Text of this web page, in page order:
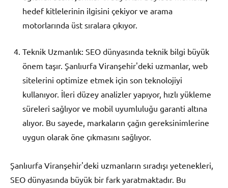
hedef kitlelerinin ilgisini çekiyor ve arama
motorlarında üst sıralara çıkıyor.
Teknik Uzmanlık: SEO dünyasında teknik bilgi büyük
önem taşır. Şanlıurfa Viranşehir'deki uzmanlar, web
sitelerini optimize etmek için son teknolojiyi
kullanıyor. İleri düzey analizler yapıyor, hızlı yükleme
süreleri sağlıyor ve mobil uyumluluğu garanti altına
alıyor. Bu sayede, markaların çağın gereksinimlerine
uygun olarak öne çıkmasını sağlıyor.
Şanlıurfa Viranşehir'deki uzmanların sıradışı yetenekleri,
SEO dünyasında büyük bir fark yaratmaktadır. Bu